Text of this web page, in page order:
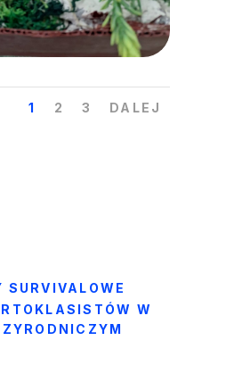
1 2 3 DALEJ
SURVIVALOWE
W